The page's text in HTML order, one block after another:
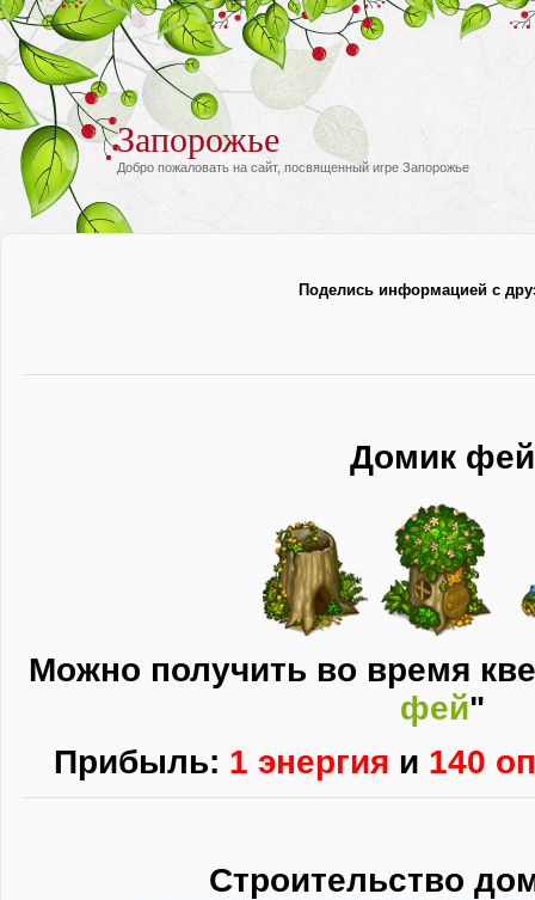
Запорожье
Добро пожаловать на сайт, посвященный игре Запорожье
Поделись информацией с
Домик фей
Можно получить во время
фей"
Прибыль: 1 энергия и 140
Строительство